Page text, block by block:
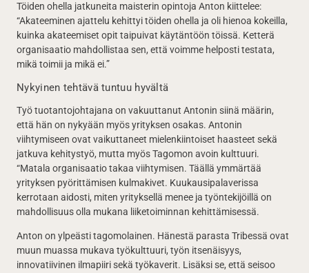
Töiden ohella jatkuneita maisterin opintoja Anton kiittelee:
“Akateeminen ajattelu kehittyi töiden ohella ja oli hienoa kokeilla,
kuinka akateemiset opit taipuivat käytäntöön töissä. Ketterä
organisaatio mahdollistaa sen, että voimme helposti testata,
mikä toimii ja mikä ei.”
Nykyinen tehtävä tuntuu hyvältä
Työ tuotantojohtajana on vakuuttanut Antonin siinä määrin,
että hän on nykyään myös yrityksen osakas. Antonin
viihtymiseen ovat vaikuttaneet mielenkiintoiset haasteet sekä
jatkuva kehitystyö, mutta myös Tagomon avoin kulttuuri.
“Matala organisaatio takaa viihtymisen. Täällä ymmärtää
yrityksen pyörittämisen kulmakivet. Kuukausipalaverissa
kerrotaan aidosti, miten yrityksellä menee ja työntekijöillä on
mahdollisuus olla mukana liiketoiminnan kehittämisessä.
Anton on ylpeästi tagomolainen. Hänestä parasta Tribessä ovat
muun muassa mukava työkulttuuri, työn itsenäisyys,
innovatiivinen ilmapiiri sekä työkaverit. Lisäksi se, että seisoo